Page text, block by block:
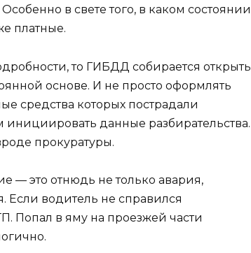
в свете того, в каком состоянии
платные.
то ГИБДД собирается открыть
основе. И не просто оформлять
средства которых пострадали
данные разбирательства.
прокуратуры.
— это отнюдь не только авария,
Если водитель не справился
Попал в яму на проезжей части